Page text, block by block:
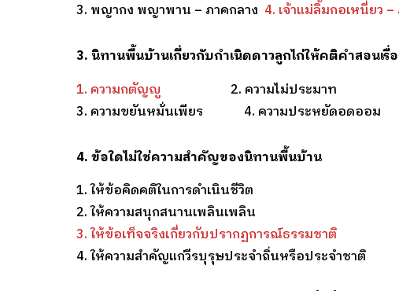
3. พญากง พญาพาน – ภาคกลาง 4. เจ้าแม่ลิ้มกอเหนี่ยว –
3. นิทานพื้นบ้านเกี่ยวกับกำเนิดดาวลูกไก่ให้คติคำสอนเรื่อ
1. ความกตัญญู 2. ความไม่ประมาท
3. ความขยันหมั่นเพียร 4. ความประหยัดอดออม
4. ข้อใดไม่ใช่ความสำคัญของนิทานพื้นบ้าน
1. ให้ข้อคิดคติในการดำเนินชีวิต
2. ให้ความสนุกสนานเพลินเพลิน
3. ให้ข้อเท็จจริงเกี่ยวกับปรากฏการณ์ธรรมชาติ
4. ให้ความสำคัญแก่วีรบุรุษประจำถิ่นหรือประจำชาติ